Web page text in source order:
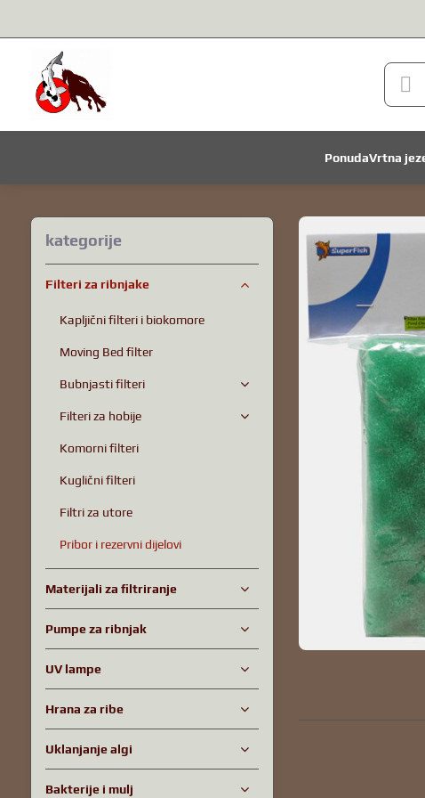
PonudaVrtna
kategorije
Filteri za ribnjake
Kapljični filteri i biokomore
Moving Bed filter
Bubnjasti filteri
Filteri za hobije
Komorni filteri
Kuglični filteri
Filtri za utore
Pribor i rezervni dijelovi
Materijali za filtriranje
Pumpe za ribnjak
UV lampe
Hrana za ribe
Uklanjanje algi
Bakterije i mulj